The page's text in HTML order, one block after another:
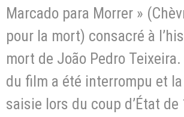
Marcado para Morrer »
pour la mort) consacré à
mort de João Pedro
du film a été interrompu et
saisie lors du coup d’État